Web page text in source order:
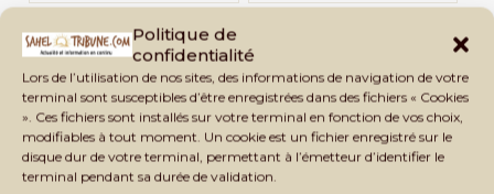
Politique de
confidentialité
Lors de l’utilisation de nos sites, des informations de navigation de votre
terminal sont susceptibles d’être enregistrées dans des fichiers « Cookies
». Ces fichiers sont installés sur votre terminal en fonction de vos choix,
modifiables à tout moment. Un cookie est un fichier enregistré sur le
disque dur de votre terminal, permettant à l’émetteur d’identifier le
terminal pendant sa durée de validation.
CÉDÉAO CEDEAO CEI CÉLÉBRATION NATIONALE CEMAC
CEMAPI CEN-SNESUP CENOU CENSURE
CENTRAFRIQUE CENTRALE SOLAIRE
CENTRALE SOLAIRE DE SANANKOROBA CENTRALES SOLAIRES
CENTRE D'INTELLIGENCE ARTIFICIELLE